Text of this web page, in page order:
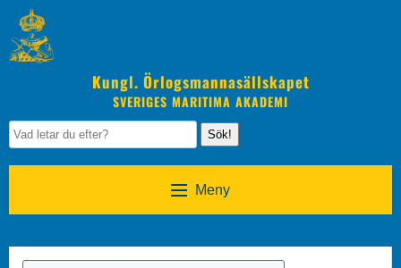
Kungl. Örlogsmannasällskapet
SVERIGES MARITIMA AKADEMI
Sök!
Meny